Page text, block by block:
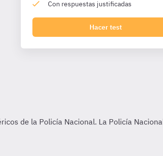
Con respuestas justificadas
Hacer test